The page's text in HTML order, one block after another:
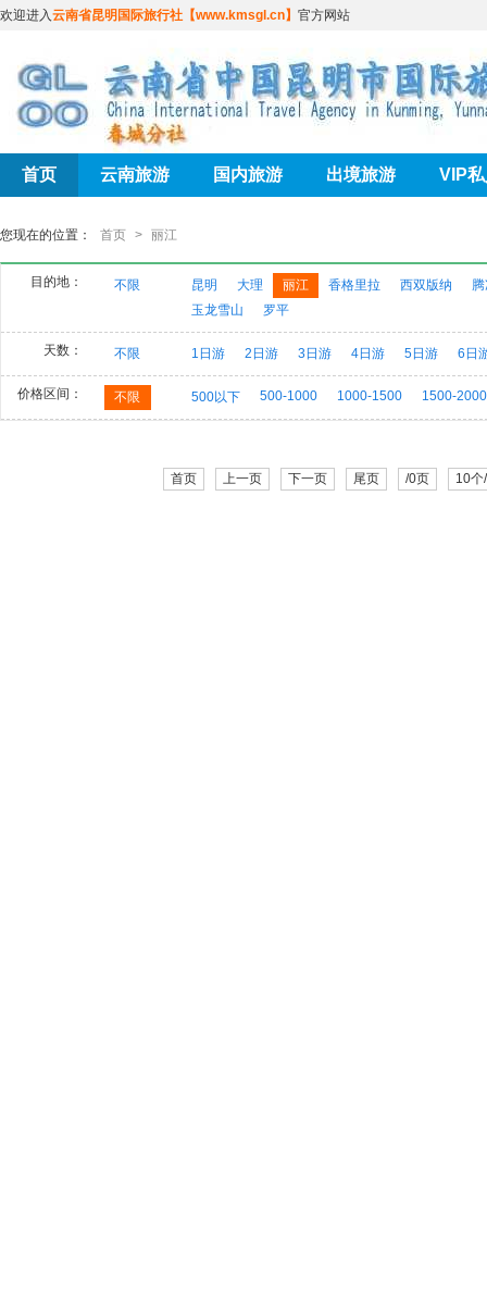
欢迎进入云南省昆明国际旅行社【www.kmsgl.cn】 官方网站
首页 云南旅游 国内旅游 出境旅游 VIP
您现在的位置： 首页 > 丽江
目的地： 不限 昆明 大理 丽江 香格里拉 西双版纳
玉龙雪山
罗平
天数： 不限 1日游 2日游 3日游 4日游 5日游 6日
价格区间： 不限 500以下 500-1000 1000-1500 1500-2000
首页 上一页 下一页 尾页 /0页 10个